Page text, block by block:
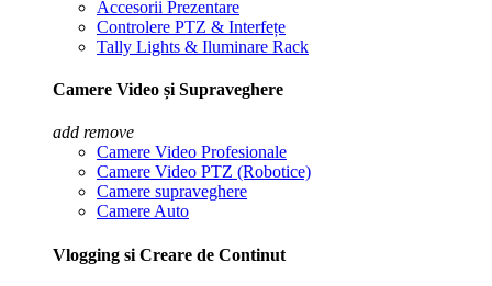
Accesorii Prezentare
Controlere PTZ & Interfețe
Tally Lights & Iluminare Rack
Camere Video și Supraveghere
add remove
Camere Video Profesionale
Camere Video PTZ (Robotice)
Camere supraveghere
Camere Auto
Vlogging si Creare de Continut